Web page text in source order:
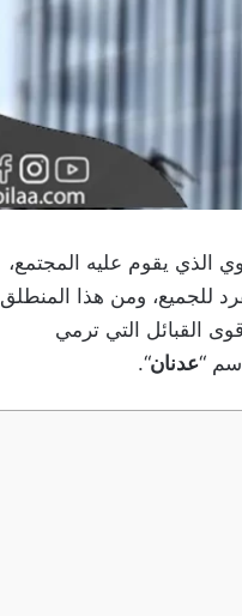
الذي يقوم عليه المجتمع،
للجميع، ومن هذا المنطلق
القبائل التي ترمي
“عدنان“.